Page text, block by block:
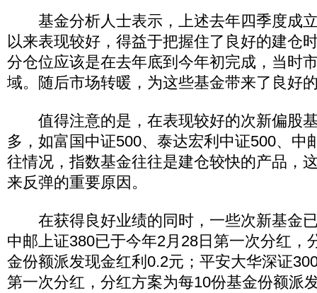
基金分析人士表示，上述去年四季度成
以来表现较好，得益于把握住了良好的建仓
分仓位应该是在去年底到今年初完成，当时
域。随后市场转暖，为这些基金带来了良好
值得注意的是，在表现较好的次新偏股
多，如富国中证500、泰达宏利中证500、中
往情况，指数基金往往是建仓较快的产品，
来反弹的重要原因。
在获得良好业绩的同时，一些次新基金
中邮上证380已于今年2月28日第一次分红，
金份额派发现金红利0.2元；平安大华深证
第一次分红，分红方案为每10份基金份额派